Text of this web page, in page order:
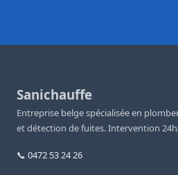
Sanichauffe
Entreprise belge spécialisée en
et détection de fuites. Intervention
📞 0472 53 24 26